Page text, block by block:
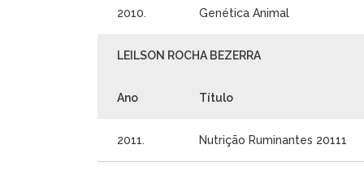
2010. Genética Animal
LEILSON ROCHA BEZERRA
Ano Título
2011. Nutrição Ruminantes 20111